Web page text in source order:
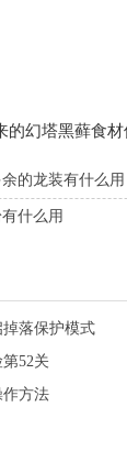
的幻塔黑藓食
的龙装有什么用
什么用
掉落保护模式
52关
作方法